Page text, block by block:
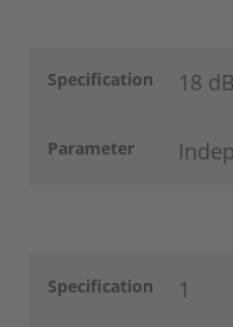
Specification 18 dB
Parameter
Specification 1